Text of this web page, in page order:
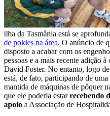
ilha da Tasmânia está se
de pokies na área. O anúncio de
disposto a acabar com os
pessoas e a mais recente adição
David Foster. No entanto, logo
está, de fato, participando de
mantida de máquinas de pôquer
que ele poderia estarrecebendo
apoio a Associação de